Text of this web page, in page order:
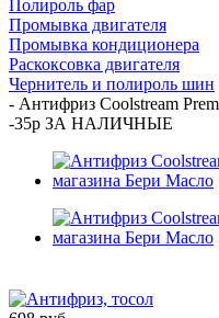
Полироль фар
Промывка двигателя
Промывка кондиционера
Раскоксовка двигателя
Чернитель и полироль шин
- Антифриз Coolstream
-35р ЗА НАЛИЧНЫЕ